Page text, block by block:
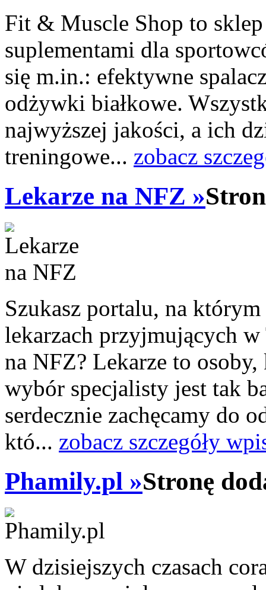
Fit & Muscle Shop to
suplementami dla
się m.in.: efektywne
odżywki białkowe.
najwyższej jakości, a ich
treningowe... zobacz
Lekarze na NFZ »
Szukasz portalu, na
lekarzach przyjmujących
na NFZ? Lekarze to
wybór specjalisty jest tak
serdecznie zachęcamy do
któ... zobacz szczegóły
Phamily.pl »Stronę
W dzisiejszych czasach